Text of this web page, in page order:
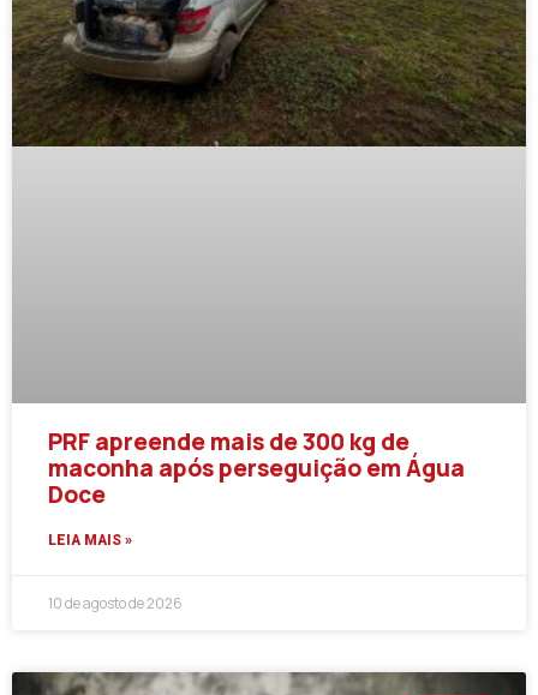
PRF apreende mais de 300 kg de
maconha após perseguição em Água
Doce
LEIA MAIS »
10 de agosto de 2026